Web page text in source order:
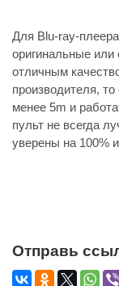
Для Blu-ray-
оригинальные или
отличным
производителя,
менее 5m и
пульт не всегда
уверены на 100%
Отправь